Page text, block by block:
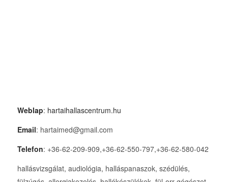
Weblap: hartaihallascentrum.hu
Email: hartaimed@gmail.com
Telefon: +36-62-209-909,+36-62-550-797,+36-62-580-042
hallásvizsgálat, audiológia, halláspanaszok, szédülés,